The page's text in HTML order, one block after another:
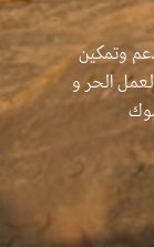
وتمكين
الحر و